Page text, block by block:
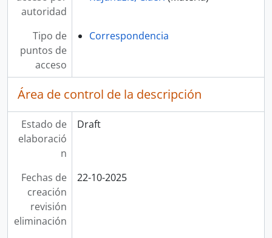
autoridad
Tipo de
puntos de
acceso
Correspondencia
Área de control de la descripción
Estado de
elaboració
n
Draft
Fechas de
creación
revisión
eliminación
22-10-2025